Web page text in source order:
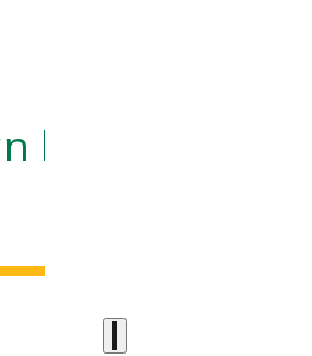
Rights CLA 2.0